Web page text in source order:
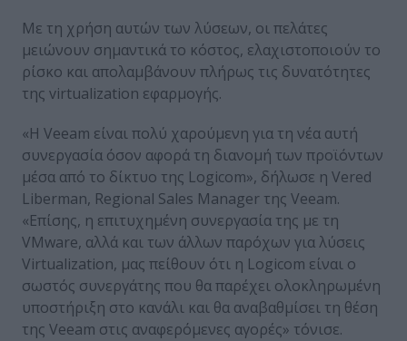
Με τη χρήση αυτών των λύσεων, οι πελάτες
μειώνουν σημαντικά το κόστος, ελαχιστοποιούν το
ρίσκο και απολαμβάνουν πλήρως τις δυνατότητες
της virtualization εφαρμογής.
«Η Veeam είναι πολύ χαρούμενη για τη νέα αυτή
συνεργασία όσον αφορά τη διανομή των προϊόντων
μέσα από το δίκτυο της Logicom», δήλωσε η Vered
Liberman, Regional Sales Manager της Veeam.
«Επίσης, η επιτυχημένη συνεργασία της με τη
VMware, αλλά και των άλλων παρόχων για λύσεις
Virtualization, μας πείθουν ότι η Logicom είναι ο
σωστός συνεργάτης που θα παρέχει ολοκληρωμένη
υποστήριξη στο κανάλι και θα αναβαθμίσει τη θέση
της Veeam στις αναφερόμενες αγορές» τόνισε.